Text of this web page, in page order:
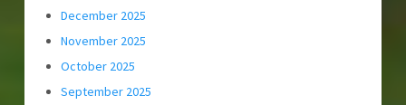
December 2025
November 2025
October 2025
September 2025